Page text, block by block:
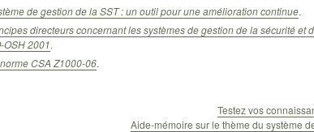
de gestion de la SST : un outil pour une amélioration continue.
directeurs concernant les systèmes de gestion de la sécurité et
OSH 2001.
CSA Z1000-06.
Testez vos
Aide-mémoire sur le thème du système